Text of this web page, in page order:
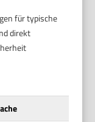
für typische
direkt